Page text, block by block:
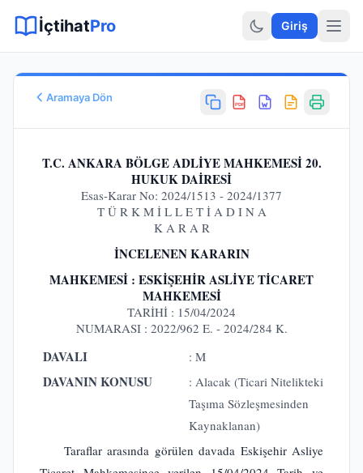
Hukuki Araçlar
İçtihatPro Giriş
Aramaya Dön
PDF
2024/1513
2024/1513
KALDIRILMASINA
T.C. ANKARA BÖLGE ADLİYE MAHKEMESİ 20.
HUKUK DAİRESİ
Esas-Karar No: 2024/1513 - 2024/1377
T Ü R K M İ L L E T İ A D I N A
K A R A R
İNCELENEN KARARIN
MAHKEMESİ : ESKİŞEHİR ASLİYE TİCARET
MAHKEMESİ
TARİHİ : 15/04/2024
NUMARASI : 2022/962 E. - 2024/284 K.
DAVALI : M
DAVANIN KONUSU
: Alacak (Ticari Nitelikteki
Taşıma Sözleşmesinden
Kaynaklanan)
Taraflar arasında görülen davada Eskişehir Asliye